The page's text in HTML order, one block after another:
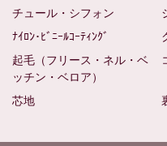
チュール・シフォン
ﾅｲﾛﾝ･ﾋﾞﾆｰﾙｺｰﾃｨﾝｸﾞ
起毛（フリース・ネル・ベ
ッチン・ベロア）
芯地